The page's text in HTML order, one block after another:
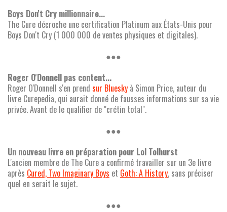
Boys Don't Cry millionnaire...
The Cure décroche une certification Platinum aux États-Unis pour
Boys Don't Cry (1 000 000 de ventes physiques et digitales).
●●●
Roger O'Donnell pas content...
Roger O'Donnell s'en prend sur Bluesky à Simon Price, auteur du
livre Curepedia, qui aurait donné de fausses informations sur sa vie
privée. Avant de le qualifier de "crétin total".
●●●
Un nouveau livre en préparation pour Lol Tolhurst
L'ancien membre de The Cure a confirmé travailler sur un 3e livre
après Cured, Two Imaginary Boys et Goth: A History, sans préciser
quel en serait le sujet.
●●●